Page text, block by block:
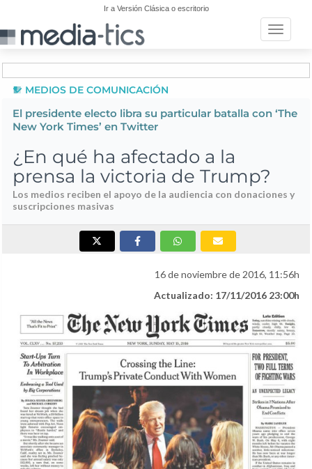
Ir a Versión Clásica o escritorio
Toggle
MEDIOS DE COMUNICACIÓN
El presidente electo libra su particular batalla con ‘The
New York Times’ en Twitter
¿En qué ha afectado a la
prensa la victoria de Trump?
Los medios reciben el apoyo de la audiencia con donaciones y
suscripciones masivas
16 de noviembre de 2016, 11:56h
Actualizado: 17/11/2016 23:00h